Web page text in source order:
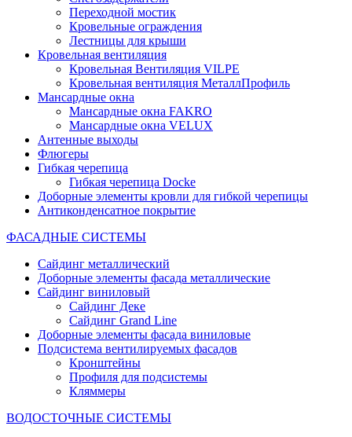
Переходной мостик
Кровельные ограждения
Лестницы для крыши
Кровельная вентиляция
Кровельная Вентиляция VILPE
Кровельная вентиляция МеталлПрофиль
Мансардные окна
Мансардные окна FAKRO
Мансардные окна VELUX
Антенные выходы
Флюгеры
Гибкая черепица
Гибкая черепица Docke
Доборные элементы кровли для гибкой черепицы
Антиконденсатное покрытие
ФАСАДНЫЕ СИСТЕМЫ
Сайдинг металлический
Доборные элементы фасада металлические
Сайдинг виниловый
Сайдинг Деке
Сайдинг Grand Line
Доборные элементы фасада виниловые
Подсистема вентилируемых фасадов
Кронштейны
Профиля для подсистемы
Кляммеры
ВОДОСТОЧНЫЕ СИСТЕМЫ